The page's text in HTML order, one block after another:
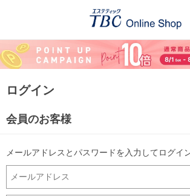
ログイン
会員のお客様
メールアドレスとパスワードを入力してログイ